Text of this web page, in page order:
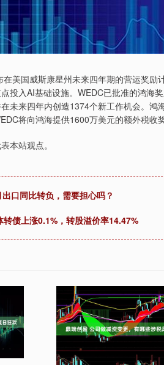
国威斯康星州未来四年期的营运奖励
投入AI基础设施。WEDC已批准的鸿海
未来四年内创造1374个新工作机会。
将向鸿海提供1600万美元的额外税收奖
本站观点。
口同比转负，需要担心吗？
债上涨0.1%，转股溢价率14.47%